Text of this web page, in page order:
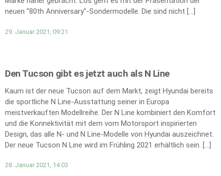
neuen "80th Anniversary"-Sondermodelle. Die sind nicht […]
29. Januar 2021, 09:21
Den Tucson gibt es jetzt auch als N Line
Kaum ist der neue Tucson auf dem Markt, zeigt Hyundai bereits
die sportliche N Line-Ausstattung seiner in Europa
meistverkauften Modellreihe. Der N Line kombiniert den Komfort
und die Konnektivität mit dem vom Motorsport inspirierten
Design, das alle N- und N Line-Modelle von Hyundai auszeichnet.
Der neue Tucson N Line wird im Frühling 2021 erhältlich sein. […]
28. Januar 2021, 14:03